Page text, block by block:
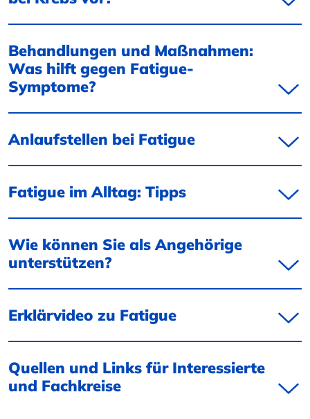
Behandlungen und Maßnahmen:
Was hilft gegen Fatigue-
Symptome?
Anlaufstellen bei Fatigue
Fatigue im Alltag: Tipps
Wie können Sie als Angehörige
unterstützen?
Erklärvideo zu Fatigue
Quellen und Links für Interessierte
und Fachkreise